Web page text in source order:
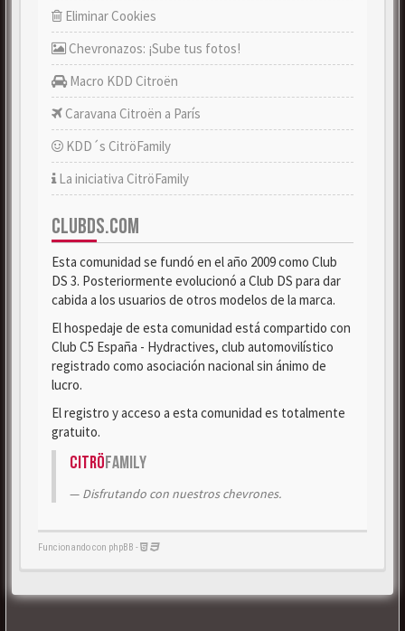
Eliminar Cookies
Chevronazos: ¡Sube tus fotos!
Macro KDD Citroën
Caravana Citroën a París
KDD´s CitröFamily
La iniciativa CitröFamily
CLUBDS.COM
Esta comunidad se fundó en el año 2009 como Club
DS 3. Posteriormente evolucionó a Club DS para dar
cabida a los usuarios de otros modelos de la marca.
El hospedaje de esta comunidad está compartido con
Club C5 España - Hydractives, club automovilístico
registrado como asociación nacional sin ánimo de
lucro.
El registro y acceso a esta comunidad es totalmente
gratuito.
CitröFamily
Disfrutando con nuestros chevrones.
Funcionando con phpBB -